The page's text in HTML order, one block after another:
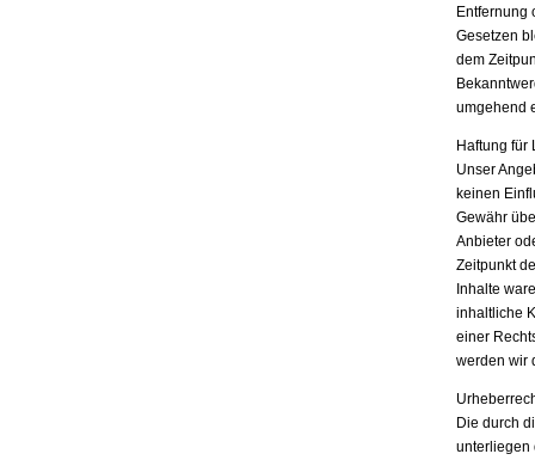
Entfernung
Gesetzen
dem
umgehend
Haftung für
Unser
keinen
Gewähr
Anbieter
Zeitpunkt
Inhalte
inhaltliche
einer
werden wir
Die durch
unterliegen